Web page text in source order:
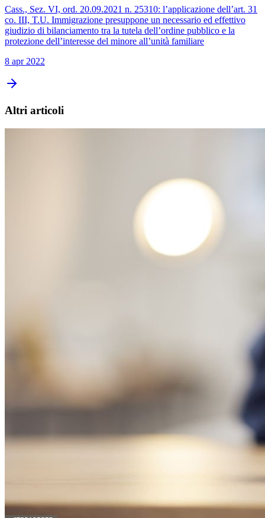
Cass., Sez. VI, ord. 20.09.2021 n. 25310: l’applicazione dell’art. 31
co. III, T.U. Immigrazione presuppone un necessario ed effettivo
giudizio di bilanciamento tra la tutela dell’ordine pubblico e la
protezione dell’interesse del minore all’unità familiare
8 apr 2022
Altri articoli